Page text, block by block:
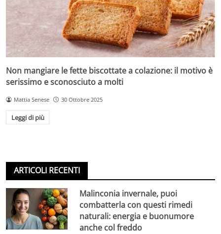
Non mangiare le fette biscottate a colazione: il motivo è
serissimo e sconosciuto a molti
Mattia Senese 30 Ottobre 2025
Leggi di più
ARTICOLI RECENTI
Malinconia invernale, puoi
combatterla con questi rimedi
naturali: energia e buonumore
anche col freddo